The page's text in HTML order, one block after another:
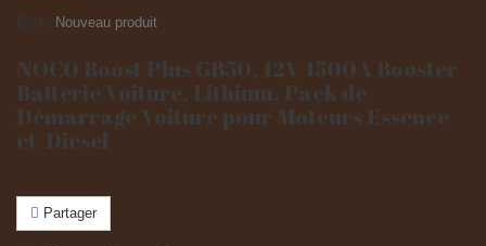
Nouveau produit
NOCO Boost Plus GB50, 12V 1500A Booster
Batterie Voiture, Lithium, Pack de
Démarrage Voiture pour Moteurs Essence
et Diesel
Partager